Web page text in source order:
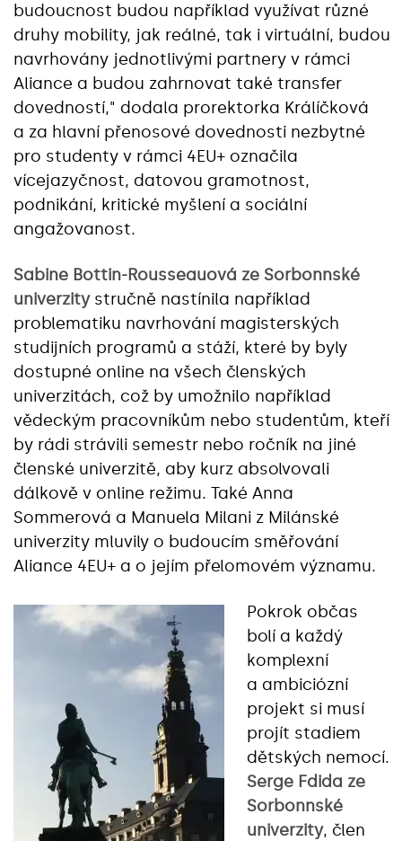
budoucnost budou například využívat různé
druhy mobility, jak reálné, tak i virtuální, budou
navrhovány jednotlivými partnery v rámci
Aliance a budou zahrnovat také transfer
dovedností," dodala prorektorka Králíčková
a za hlavní přenosové dovednosti nezbytné
pro studenty v rámci 4EU+ označila
vícejazyčnost, datovou gramotnost,
podnikání, kritické myšlení a sociální
angažovanost.
Sabine Bottin-Rousseauová ze Sorbonnské
univerzity stručně nastínila například
problematiku navrhování magisterských
studijních programů a stáží, které by byly
dostupné online na všech členských
univerzitách, což by umožnilo například
vědeckým pracovníkům nebo studentům, kteří
by rádi strávili semestr nebo ročník na jiné
členské univerzitě, aby kurz absolvovali
dálkově v online režimu. Také Anna
Sommerová a Manuela Milani z Milánské
univerzity mluvily o budoucím směřování
Aliance 4EU+ a o jejím přelomovém významu.
Pokrok občas
bolí a každý
komplexní
a ambiciózní
projekt si musí
projít stadiem
dětských nemocí.
Serge Fdida ze
Sorbonnské
univerzity, člen